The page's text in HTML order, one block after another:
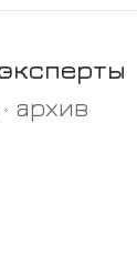
эксперты
архив